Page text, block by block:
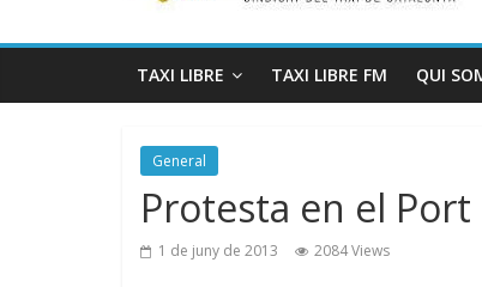
TAXI LIBRE TAXI LIBRE FM QUI
General
Protesta en el
1 de juny de 2013 2084 Views